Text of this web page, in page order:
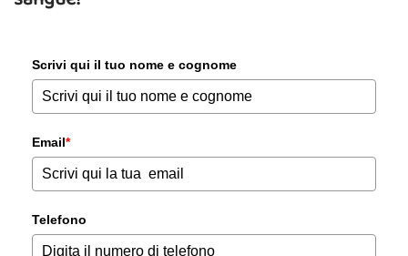
Scrivi qui il tuo nome e cognome
Email*
Telefono